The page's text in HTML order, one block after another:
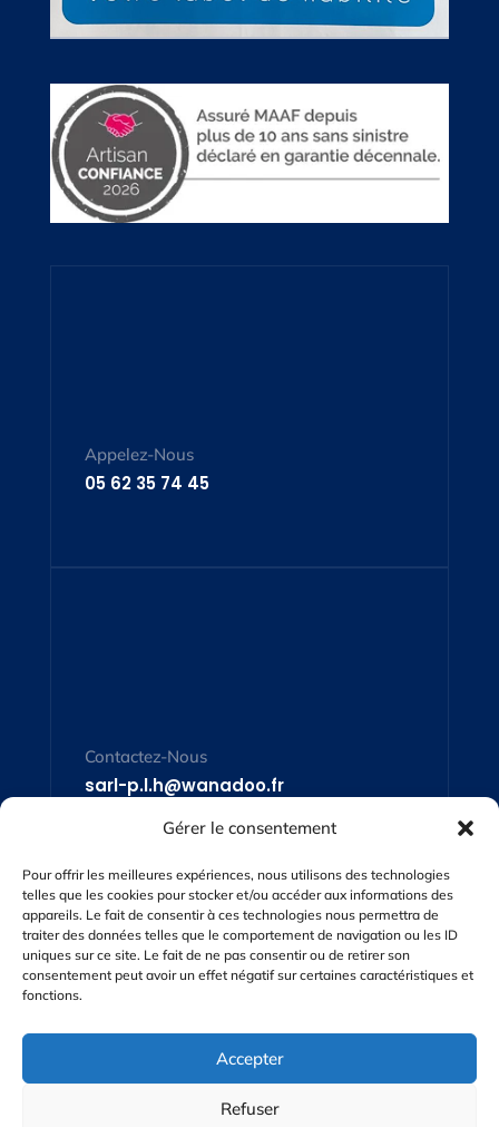
Gérer le consentement
Pour offrir les meilleures expériences, nous utilisons des technologies
telles que les cookies pour stocker et/ou accéder aux informations des
appareils. Le fait de consentir à ces technologies nous permettra de
traiter des données telles que le comportement de navigation ou les ID
uniques sur ce site. Le fait de ne pas consentir ou de retirer son
consentement peut avoir un effet négatif sur certaines caractéristiques et
fonctions.
Accepter
Refuser
Appelez-Nous
05 62 35 74 45
Contactez-Nous
sarl-p.l.h@wanadoo.fr